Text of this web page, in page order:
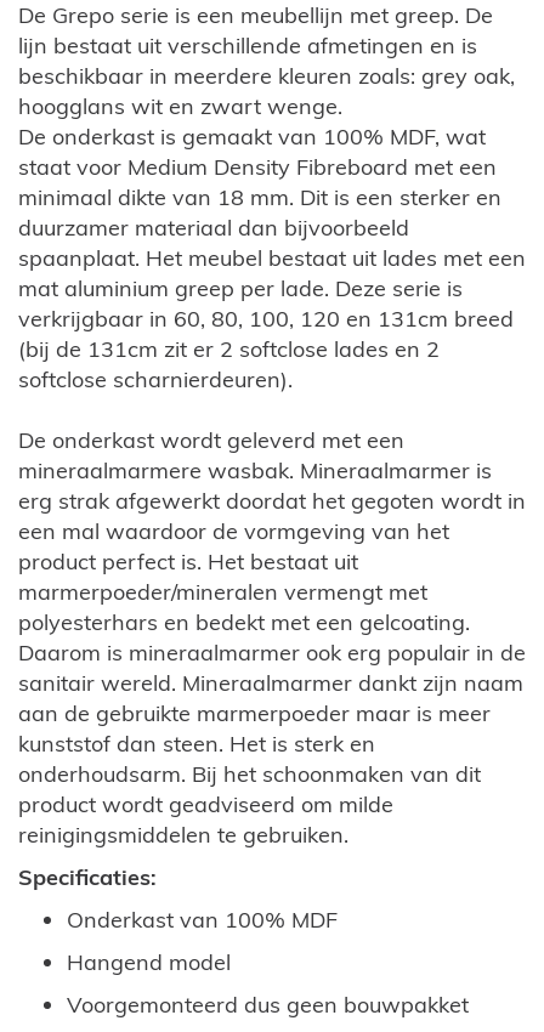
De Grepo serie is een meubellijn met greep. De
lijn bestaat uit verschillende afmetingen en is
beschikbaar in meerdere kleuren zoals: grey oak,
hoogglans wit en zwart wenge.
De onderkast is gemaakt van 100% MDF, wat
staat voor Medium Density Fibreboard met een
minimaal dikte van 18 mm. Dit is een sterker en
duurzamer materiaal dan bijvoorbeeld
spaanplaat. Het meubel bestaat uit lades met een
mat aluminium greep per lade. Deze serie is
verkrijgbaar in 60, 80, 100, 120 en 131cm breed
(bij de 131cm zit er 2 softclose lades en 2
softclose scharnierdeuren).
De onderkast wordt geleverd met een
mineraalmarmere wasbak. Mineraalmarmer is
erg strak afgewerkt doordat het gegoten wordt in
een mal waardoor de vormgeving van het
product perfect is. Het bestaat uit
marmerpoeder/mineralen vermengt met
polyesterhars en bedekt met een gelcoating.
Daarom is mineraalmarmer ook erg populair in de
sanitair wereld. Mineraalmarmer dankt zijn naam
aan de gebruikte marmerpoeder maar is meer
kunststof dan steen. Het is sterk en
onderhoudsarm. Bij het schoonmaken van dit
product wordt geadviseerd om milde
reinigingsmiddelen te gebruiken.
Specificaties:
Onderkast van 100% MDF
Hangend model
Voorgemonteerd dus geen bouwpakket